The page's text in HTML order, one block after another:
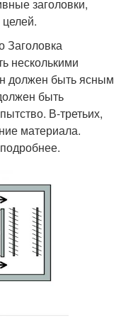
заголовки,
несколькими
должен быть ясным
быть
В-третьих,
материала.